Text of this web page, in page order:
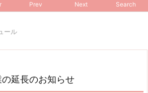
Prev Next Search
ール
の延長のお知らせ